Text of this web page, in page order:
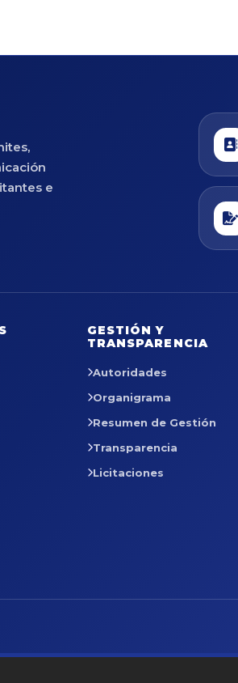
e
GESTIÓN Y
TRANSPARENCIA
Autoridades
Organigrama
Resumen de Gestión
Transparencia
Licitaciones